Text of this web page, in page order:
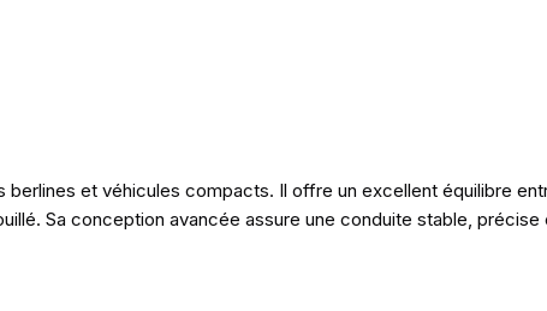
et véhicules compacts. Il offre un excellent équilibre
Sa conception avancée assure une conduite stable, précise